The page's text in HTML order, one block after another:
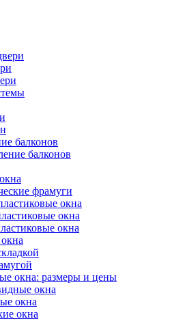
балконов
балконов
фрамуги
окна
окна
окна
окна: размеры и цены
окна
окна
окна